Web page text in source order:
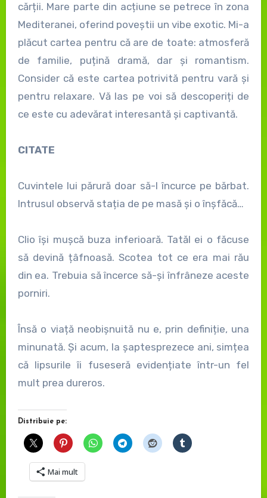
cărții. Mare parte din acțiune se petrece în zona
Mediteranei, oferind poveștii un vibe exotic. Mi-a
plăcut cartea pentru că are de toate: atmosferă
de familie, puțină dramă, dar și romantism.
Consider că este cartea potrivită pentru vară și
pentru relaxare. Vă las pe voi să descoperiți de
ce este cu adevărat interesantă și captivantă.
CITATE
Cuvintele lui părură doar să-l încurce pe bărbat.
Intrusul observă stația de pe masă și o înșfăcă…
Clio își mușcă buza inferioară. Tatăl ei o făcuse
să devină țâfnoasă. Scotea tot ce era mai rău
din ea. Trebuia să încerce să-și înfrâneze aceste
porniri.
Însă o viață neobișnuită nu e, prin definiție, una
minunată. Și acum, la șaptesprezece ani, simțea
că lipsurile îi fuseseră evidențiate într-un fel
mult prea dureros.
Distribuie pe:
Mai mult